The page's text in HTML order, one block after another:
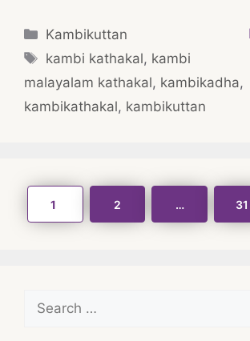
Categories
Kambikuttan
Tags
kambi kathakal, kambi
malayalam kathakal, kambikadha,
kambikathakal, kambikuttan
Post
navigation
Page
1 Page
2 … 31
Search
for: